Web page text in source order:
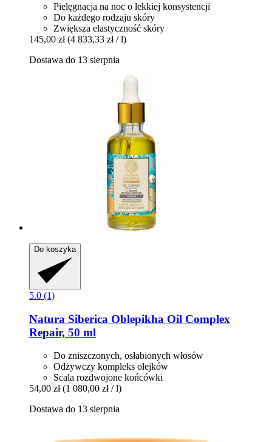
Pielęgnacja na noc o lekkiej konsystencji
Do każdego rodzaju skóry
Zwiększa elastyczność skóry
145,00 zł (4 833,33 zł / l)
Dostawa do 13 sierpnia
Do koszyka
5.0 (1)
Natura Siberica Oblepikha Oil Complex
Repair, 50 ml
Do zniszczonych, osłabionych włosów
Odżywczy kompleks olejków
Scala rozdwojone końcówki
54,00 zł (1 080,00 zł / l)
Dostawa do 13 sierpnia